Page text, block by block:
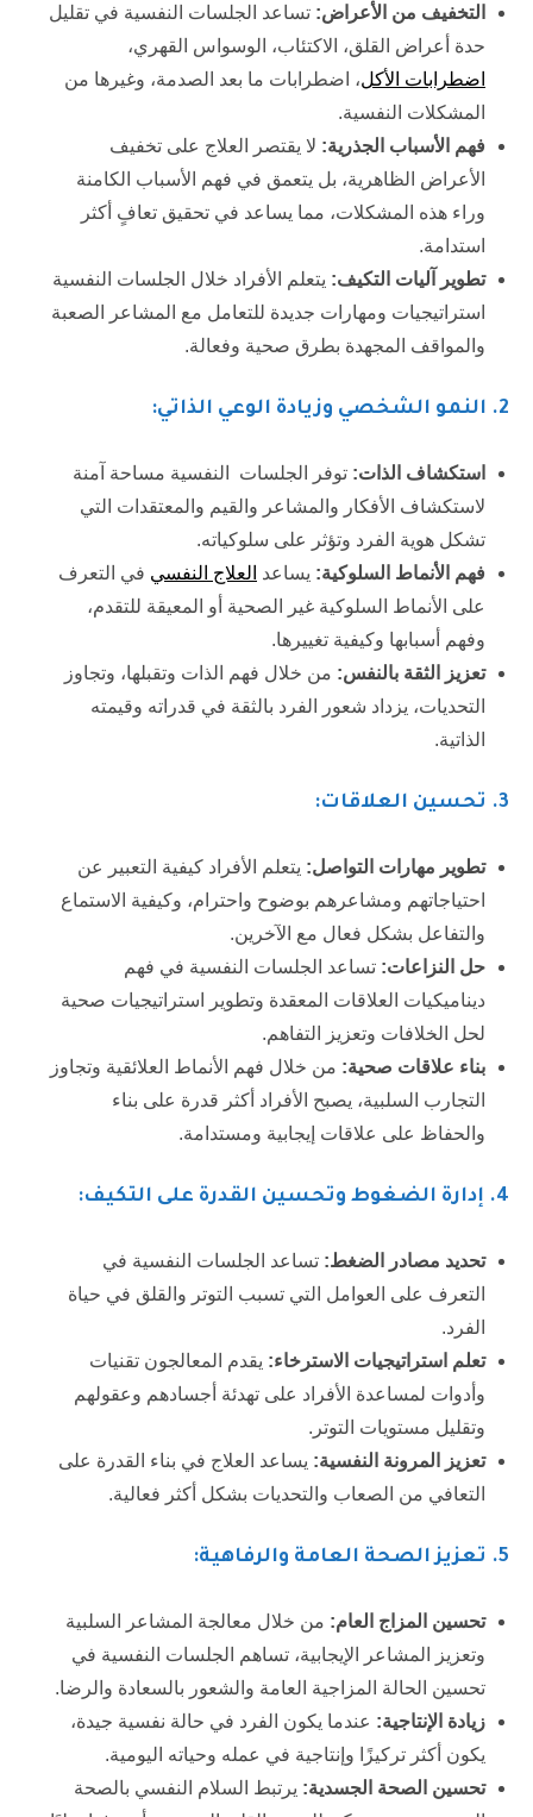
التخفيف من الأعراض: تساعد الجلسات النفسية في تقليل
حدة أعراض القلق، الاكتئاب، الوسواس القهري،
اضطرابات الأكل، اضطرابات ما بعد الصدمة، وغيرها من
المشكلات النفسية.
فهم الأسباب الجذرية: لا يقتصر العلاج على تخفيف
الأعراض الظاهرية، بل يتعمق في فهم الأسباب الكامنة
وراء هذه المشكلات، مما يساعد في تحقيق تعافٍ أكثر
استدامة.
تطوير آليات التكيف: يتعلم الأفراد خلال الجلسات النفسية
استراتيجيات ومهارات جديدة للتعامل مع المشاعر الصعبة
والمواقف المجهدة بطرق صحية وفعالة.
2. النمو الشخصي وزيادة الوعي الذاتي:
استكشاف الذات: توفر الجلسات النفسية مساحة آمنة
لاستكشاف الأفكار والمشاعر والقيم والمعتقدات التي
تشكل هوية الفرد وتؤثر على سلوكياته.
فهم الأنماط السلوكية: يساعد العلاج النفسي في التعرف
على الأنماط السلوكية غير الصحية أو المعيقة للتقدم،
وفهم أسبابها وكيفية تغييرها.
تعزيز الثقة بالنفس: من خلال فهم الذات وتقبلها، وتجاوز
التحديات، يزداد شعور الفرد بالثقة في قدراته وقيمته
الذاتية.
3. تحسين العلاقات:
تطوير مهارات التواصل: يتعلم الأفراد كيفية التعبير عن
احتياجاتهم ومشاعرهم بوضوح واحترام، وكيفية الاستماع
والتفاعل بشكل فعال مع الآخرين.
حل النزاعات: تساعد الجلسات النفسية في فهم
ديناميكيات العلاقات المعقدة وتطوير استراتيجيات صحية
لحل الخلافات وتعزيز التفاهم.
بناء علاقات صحية: من خلال فهم الأنماط العلائقية وتجاوز
التجارب السلبية، يصبح الأفراد أكثر قدرة على بناء
والحفاظ على علاقات إيجابية ومستدامة.
4. إدارة الضغوط وتحسين القدرة على التكيف:
تحديد مصادر الضغط: تساعد الجلسات النفسية في
التعرف على العوامل التي تسبب التوتر والقلق في حياة
الفرد.
تعلم استراتيجيات الاسترخاء: يقدم المعالجون تقنيات
وأدوات لمساعدة الأفراد على تهدئة أجسادهم وعقولهم
وتقليل مستويات التوتر.
تعزيز المرونة النفسية: يساعد العلاج في بناء القدرة على
التعافي من الصعاب والتحديات بشكل أكثر فعالية.
5. تعزيز الصحة العامة والرفاهية:
تحسين المزاج العام: من خلال معالجة المشاعر السلبية
وتعزيز المشاعر الإيجابية، تساهم الجلسات النفسية في
تحسين الحالة المزاجية العامة والشعور بالسعادة والرضا.
زيادة الإنتاجية: عندما يكون الفرد في حالة نفسية جيدة،
يكون أكثر تركيزًا وإنتاجية في عمله وحياته اليومية.
تحسين الصحة الجسدية: يرتبط السلام النفسي بالصحة